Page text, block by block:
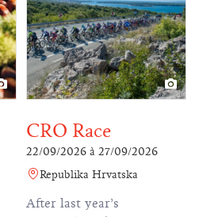
prestigious event has been
held in Croatia. This will
be the largest gymnastics
event in Zagreb and
Croatia in the past four
decades, since the 1987
Universiade.
CRO Race
22/09/2026 à 27/09/2026
Republika Hrvatska
After last year’s